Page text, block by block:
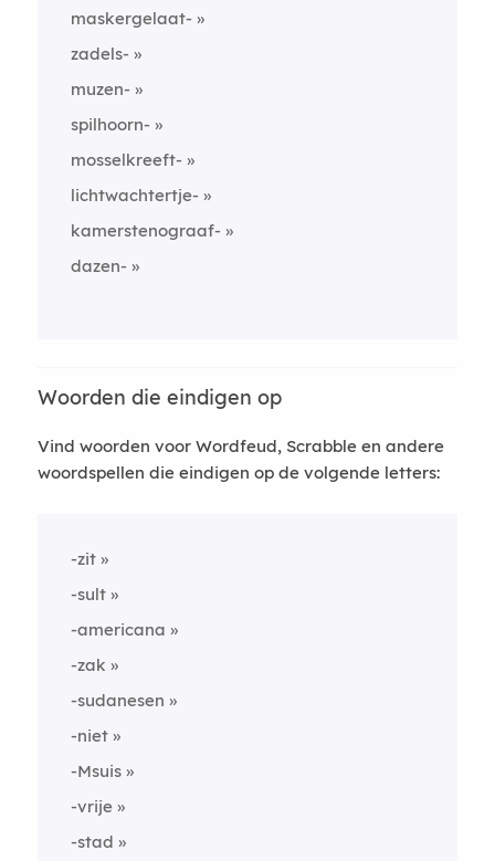
maskergelaat-
zadels-
muzen-
spilhoorn-
mosselkreeft-
lichtwachtertje-
kamerstenograaf-
dazen-
Woorden die eindigen op
Vind woorden voor Wordfeud, Scrabble en andere
woordspellen die eindigen op de volgende letters:
-zit
-sult
-americana
-zak
-sudanesen
-niet
-Msuis
-vrije
-stad